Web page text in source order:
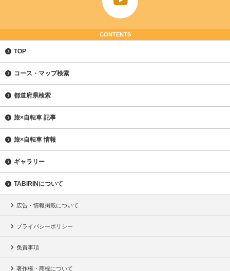
CONTENTS
TOP
コース・マップ検索
都道府県検索
旅×自転車 記事
旅×自転車 情報
ギャラリー
TABIRINについて
広告・情報掲載について
プライバシーポリシー
免責事項
著作権・商標について